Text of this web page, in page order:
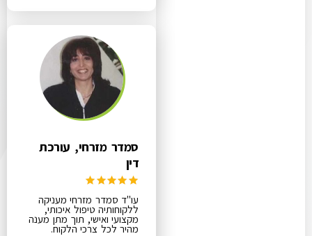
סמדר מזרחי, עורכת
דין
עו"ד סמדר מזרחי מעניקה
ללקוחותיה טיפול איכותי,
מקצועי ואישי, תוך מתן מענה
מהיר לכל צרכי הלקוח.